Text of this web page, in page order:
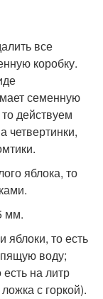
все
коробку.
семенную
действуем
четвертинки,
яблока, то
мм.
то есть
воду;
на литр
с горкой).